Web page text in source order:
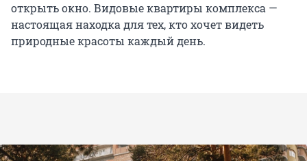
открыть окно. Видовые квартиры комплекса —
настоящая находка для тех, кто хочет видеть
природные красоты каждый день.